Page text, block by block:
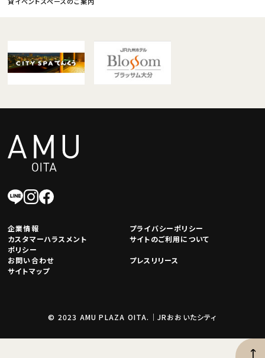
企業情報
プライバシーポリシー
カスタマーハラスメント
ポリシー
サイトのご利用について
お問い合わせ
プレスリリース
サイトマップ
© 2023 AMU PLAZA OITA.｜JRおおいたシティ